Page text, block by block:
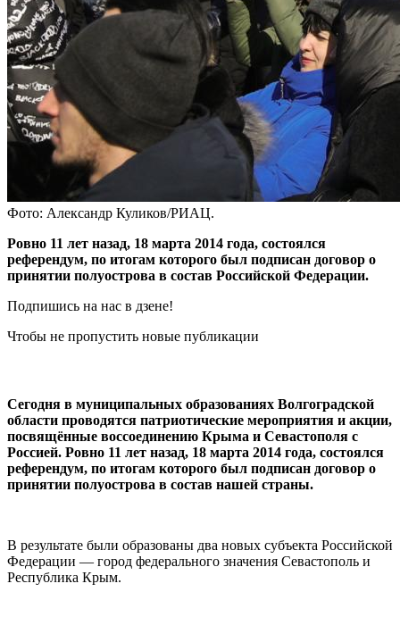
Фото: Александр Куликов/РИАЦ.
Ровно 11 лет назад, 18 марта 2014 года, состоялся
референдум, по итогам которого был подписан договор о
принятии полуострова в состав Российской Федерации.
Подпишись на нас в дзене!
Чтобы не пропустить новые публикации
Сегодня в муниципальных образованиях Волгоградской
области проводятся патриотические мероприятия и акции,
посвящённые воссоединению Крыма и Севастополя с
Россией. Ровно 11 лет назад, 18 марта 2014 года, состоялся
референдум, по итогам которого был подписан договор о
принятии полуострова в состав нашей страны.
В результате были образованы два новых субъекта Российской
Федерации — город федерального значения Севастополь и
Республика Крым.